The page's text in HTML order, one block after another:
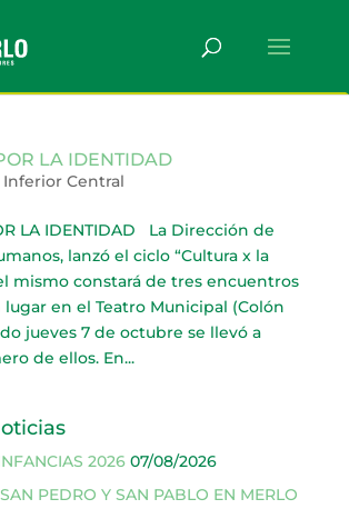
LA IDENTIDAD
Inferior Central
LA IDENTIDAD La Dirección de
lanzó el ciclo “Cultura x la
mismo constará de tres encuentros
en el Teatro Municipal (Colón
jueves 7 de octubre se llevó a
de ellos. En...
2026 07/08/2026
PEDRO Y SAN PABLO EN MERLO